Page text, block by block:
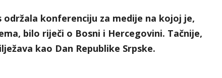
održala konferenciju za medije na kojoj je,
bilo riječi o Bosni i Hercegovini. Tačnije,
kao Dan Republike Srpske.